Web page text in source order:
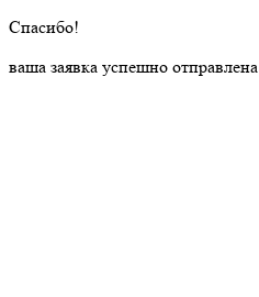
Cпасибо!
ваша заявка успешно отправлена